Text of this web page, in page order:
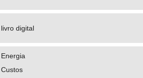
livro digital
Energia
Custos